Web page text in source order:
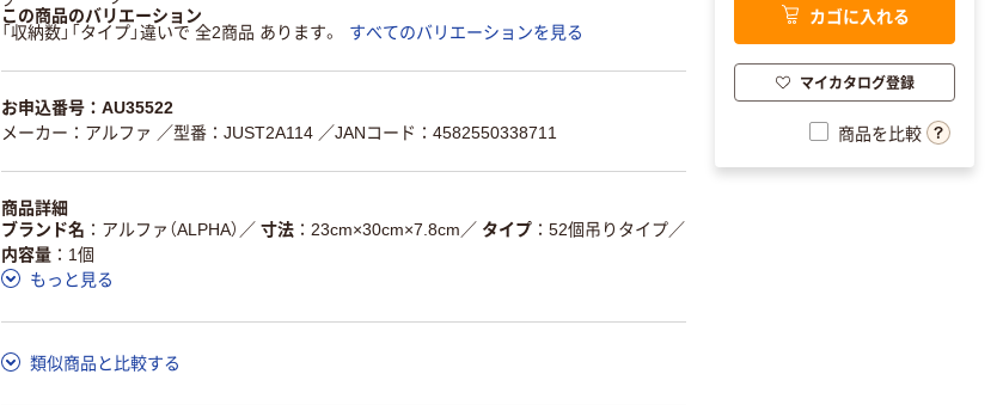
この商品のバリエーション
「収納数」「タイプ」違いで 全2商品 あります。
すべてのバリエーションを見る
お申込番号：AU35522
メーカー：アルファ ／型番：JUST2A114 ／JANコード：4582550338711
商品詳細
ブランド名
アルファ（ALPHA） ／ 寸法 23cm×30cm×7.8cm ／ タイプ 52個吊りタイプ／
内容量
1個
もっと見る
類似商品と比較する
カゴに入れる
マイカタログ登録
商品を比較